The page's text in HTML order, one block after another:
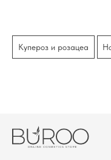
Купероз и розацеа